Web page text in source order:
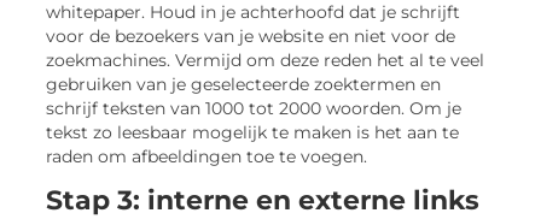
whitepaper. Houd in je achterhoofd dat je schrijft
voor de bezoekers van je website en niet voor de
zoekmachines. Vermijd om deze reden het al te veel
gebruiken van je geselecteerde zoektermen en
schrijf teksten van 1000 tot 2000 woorden. Om je
tekst zo leesbaar mogelijk te maken is het aan te
raden om afbeeldingen toe te voegen.
Stap 3: interne en externe links